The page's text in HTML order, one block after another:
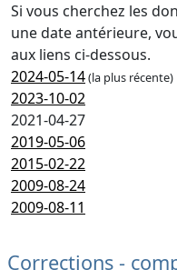
Si vous cherchez les
une date antérieure,
aux liens ci-dessous.
2024-05-14(la plus récente)
2023-10-02
2021-04-27
2019-05-06
2015-02-22
2009-08-24
2009-08-11
Corrections -